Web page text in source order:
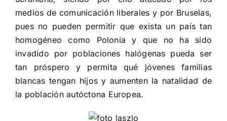
medios de comunicación liberales y por Bruselas,
pues no pueden permitir que exista un país tan
homogéneo como Polonia y que no ha sido
invadido por poblaciones halógenas pueda ser
tan próspero y permita qué jóvenes familias
blancas tengan hijos y aumenten la natalidad de
la población autóctona Europea.